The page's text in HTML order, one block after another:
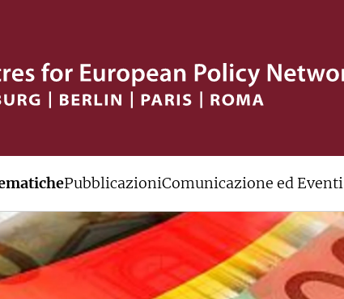
PubblicazioniComunicazione ed Eventi